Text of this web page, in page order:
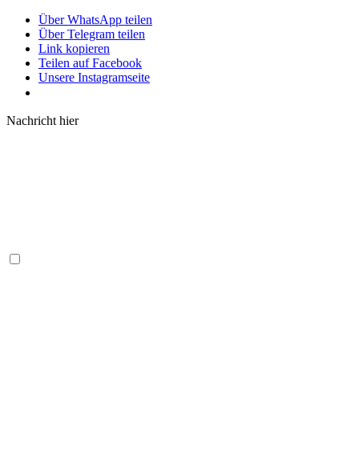
Über WhatsApp teilen
Über Telegram teilen
Link kopieren
Teilen auf Facebook
Unsere Instagramseite
Nachricht hier